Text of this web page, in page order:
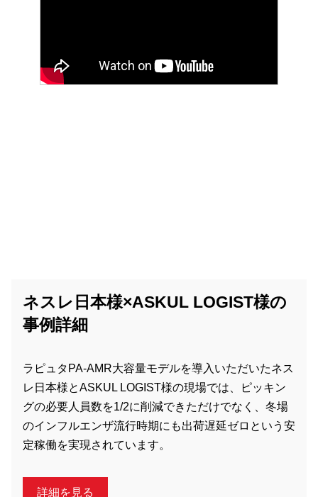
ネスレ日本様×ASKUL LOGIST様の
事例詳細
ラピュタPA-AMR大容量モデルを導入いただいたネス
レ日本様とASKUL LOGIST様の現場では、ピッキン
グの必要人員数を1/2に削減できただけでなく、冬場
のインフルエンザ流行時期にも出荷遅延ゼロという安
定稼働を実現されています。
詳細を見る